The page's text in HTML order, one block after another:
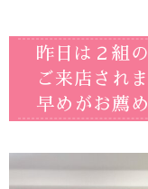
昨日は２組
ご来店され
早めがお薦